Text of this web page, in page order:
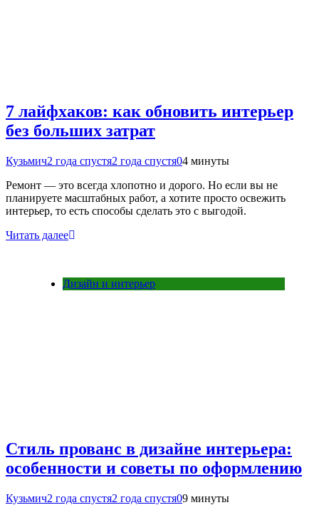
7 лайфхаков: как обновить интерьер
без больших затрат
Кузьмич2 года спустя2 года спустя04 минуты
Ремонт — это всегда хлопотно и дорого. Но если вы не
планируете масштабных работ, а хотите просто освежить
интерьер, то есть способы сделать это с выгодой.
Читать далее
Дизайн и интерьер
Стиль прованс в дизайне интерьера:
особенности и советы по оформлению
Кузьмич2 года спустя2 года спустя09 минуты